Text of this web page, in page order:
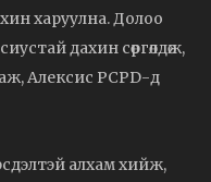
харуулна. Долоо
дахин сөргөлдөж,
Алексис PCPD-д
алхам хийж,